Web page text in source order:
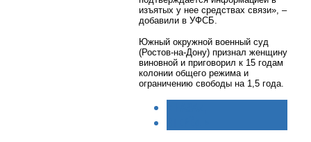
изъятых у нее средствах связи», –
добавили в УФСБ.
Южный окружной военный суд
(Ростов-на-Дону) признал женщину
виновной и приговорил к 15 годам
колонии общего режима и
ограничению свободы на 1,5 года.